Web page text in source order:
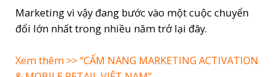
Sài
Gòn
Marketing vì vậy đang bước vào một cuộc chuyển
đổi lớn nhất trong nhiều năm trở lại đây.
Xem thêm >> “CẨM NANG MARKETING ACTIVATION